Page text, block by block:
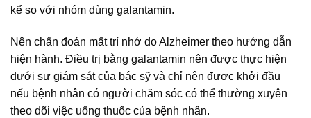
kể so với nhóm dùng galantamin.
Nên chẩn đoán mất trí nhớ do Alzheimer theo hướng dẫn
hiện hành. Điều trị bằng galantamin nên được thực hiện
dưới sự giám sát của bác sỹ và chỉ nên được khởi đầu
nếu bệnh nhân có người chăm sóc có thể thường xuyên
theo dõi việc uống thuốc của bệnh nhân.